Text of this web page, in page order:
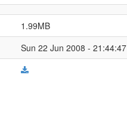
1.99MB
Sun 22 Jun 2008 - 21:44:47